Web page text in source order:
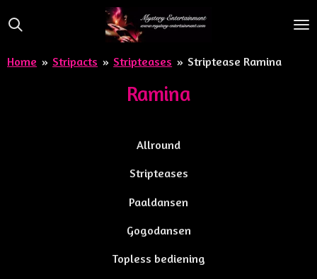
Ga
direct
de
Home » Stripacts » Stripteases » Striptease Ramina
Ramina
Allround
Stripteases
Paaldansen
Gogodansen
Topless bediening